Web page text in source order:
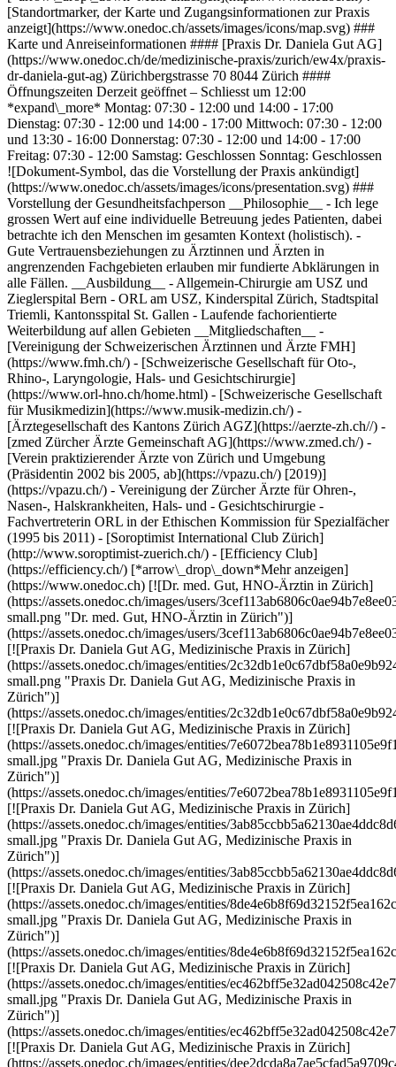
[Standortmarker, der Karte und Zugangsinformationen zur Praxis
anzeigt](https://www.onedoc.ch/assets/images/icons/map.svg) ###
Karte und Anreiseinformationen #### [Praxis Dr. Daniela Gut AG]
(https://www.onedoc.ch/de/medizinische-praxis/zurich/ew4x/praxis-
dr-daniela-gut-ag) Zürichbergstrasse 70 8044 Zürich ####
Öffnungszeiten Derzeit geöffnet – Schliesst um 12:00
*expand\_more* Montag: 07:30 - 12:00 und 14:00 - 17:00
Dienstag: 07:30 - 12:00 und 14:00 - 17:00 Mittwoch: 07:30 - 12:00
und 13:30 - 16:00 Donnerstag: 07:30 - 12:00 und 14:00 - 17:00
Freitag: 07:30 - 12:00 Samstag: Geschlossen Sonntag: Geschlossen
![Dokument-Symbol, das die Vorstellung der Praxis ankündigt]
(https://www.onedoc.ch/assets/images/icons/presentation.svg) ###
Vorstellung der Gesundheitsfachperson __Philosophie__ - Ich lege
grossen Wert auf eine individuelle Betreuung jedes Patienten, dabei
betrachte ich den Menschen im gesamten Kontext (holistisch). -
Gute Vertrauensbeziehungen zu Ärztinnen und Ärzten in
angrenzenden Fachgebieten erlauben mir fundierte Abklärungen in
alle Fällen. __Ausbildung__ - Allgemein-Chirurgie am USZ und
Zieglerspital Bern - ORL am USZ, Kinderspital Zürich, Stadtspital
Triemli, Kantonsspital St. Gallen - Laufende fachorientierte
Weiterbildung auf allen Gebieten __Mitgliedschaften__ -
[Vereinigung der Schweizerischen Ärztinnen und Ärzte FMH]
(https://www.fmh.ch/) - [Schweizerische Gesellschaft für Oto-,
Rhino-, Laryngologie, Hals- und Gesichtschirurgie]
(https://www.orl-hno.ch/home.html) - [Schweizerische Gesellschaft
für Musikmedizin](https://www.musik-medizin.ch/) -
[Ärztegesellschaft des Kantons Zürich AGZ](https://aerzte-zh.ch//) -
[zmed Zürcher Ärzte Gemeinschaft AG](https://www.zmed.ch/) -
[Verein praktizierender Ärzte von Zürich und Umgebung
(Präsidentin 2002 bis 2005, ab](https://vpazu.ch/) [2019)]
(https://vpazu.ch/) - Vereinigung der Zürcher Ärzte für Ohren-,
Nasen-, Halskrankheiten, Hals- und - Gesichtschirurgie -
Fachvertreterin ORL in der Ethischen Kommission für Spezialfächer
(1995 bis 2011) - [Soroptimist International Club Zürich]
(http://www.soroptimist-zuerich.ch/) - [Efficiency Club]
(https://efficiency.ch/) [*arrow\_drop\_down*Mehr anzeigen]
(https://www.onedoc.ch) [![Dr. med. Gut, HNO-Ärztin in Zürich]
(https://assets.onedoc.ch/images/users/
small.png "Dr. med. Gut, HNO-Ärztin in Zürich")]
(https://assets.onedoc.ch/images/users/
[![Praxis Dr. Daniela Gut AG, Medizinische Praxis in Zürich]
(https://assets.onedoc.ch/images/entities/
small.png "Praxis Dr. Daniela Gut AG, Medizinische Praxis in
Zürich")]
(https://assets.onedoc.ch/images/entities/
[![Praxis Dr. Daniela Gut AG, Medizinische Praxis in Zürich]
(https://assets.onedoc.ch/images/entities/
small.jpg "Praxis Dr. Daniela Gut AG, Medizinische Praxis in
Zürich")]
(https://assets.onedoc.ch/images/entities/
[![Praxis Dr. Daniela Gut AG, Medizinische Praxis in Zürich]
(https://assets.onedoc.ch/images/entities/
small.jpg "Praxis Dr. Daniela Gut AG, Medizinische Praxis in
Zürich")]
(https://assets.onedoc.ch/images/entities/
[![Praxis Dr. Daniela Gut AG, Medizinische Praxis in Zürich]
(https://assets.onedoc.ch/images/entities/
small.jpg "Praxis Dr. Daniela Gut AG, Medizinische Praxis in
Zürich")]
(https://assets.onedoc.ch/images/entities/
[![Praxis Dr. Daniela Gut AG, Medizinische Praxis in Zürich]
(https://assets.onedoc.ch/images/entities/
small.jpg "Praxis Dr. Daniela Gut AG, Medizinische Praxis in
Zürich")]
(https://assets.onedoc.ch/images/entities/
[![Praxis Dr. Daniela Gut AG, Medizinische Praxis in Zürich]
(https://assets.onedoc.ch/images/entities/